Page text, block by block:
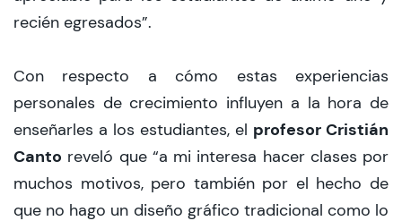
recién egresados”.
Con respecto a cómo estas experiencias
personales de crecimiento influyen a la hora de
enseñarles a los estudiantes, el profesor Cristián
Canto reveló que “a mi interesa hacer clases por
muchos motivos, pero también por el hecho de
que no hago un diseño gráfico tradicional como lo